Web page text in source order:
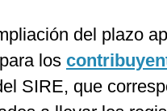
del plazo
los
SIRE, que